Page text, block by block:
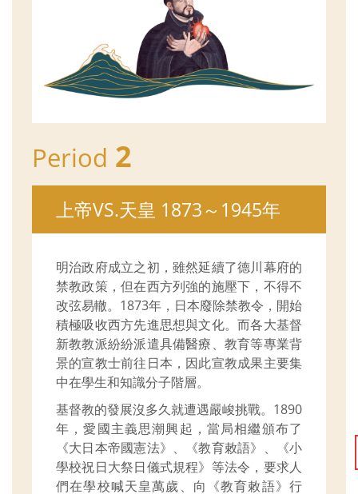
Period 2
上帝VS.天皇 1873～1945年
明治政府成立之初，雖然延續了德川幕府的
禁教政策，但在西方列強的施壓下，不得不
改弦易轍。1873年，日本廢除禁教令，開始
積極吸收西方先進思想與文化。而各大基督
新教教派紛紛派遣具備醫療、教育等專業背
景的宣教士前往日本，因此宣教成果主要集
中在學生和知識分子階層。
基督教的發展沒多久就遭遇嚴峻挑戰。1890
年，愛國主義思潮興起，當局相繼頒布了
《大日本帝國憲法》、《教育敕語》、《小
學校祝日大祭日儀式規程》等法令，要求人
們在學校喊天皇萬歲、向《教育敕語》行